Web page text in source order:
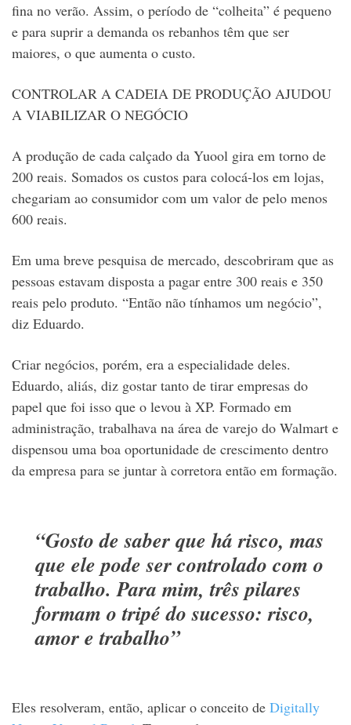
fina no verão. Assim, o período de “colheita” é pequeno
e para suprir a demanda os rebanhos têm que ser
maiores, o que aumenta o custo.
CONTROLAR A CADEIA DE PRODUÇÃO AJUDOU
A VIABILIZAR O NEGÓCIO
A produção de cada calçado da Yuool gira em torno de
200 reais. Somados os custos para colocá-los em lojas,
chegariam ao consumidor com um valor de pelo menos
600 reais.
Em uma breve pesquisa de mercado, descobriram que as
pessoas estavam disposta a pagar entre 300 reais e 350
reais pelo produto. “Então não tínhamos um negócio”,
diz Eduardo.
Criar negócios, porém, era a especialidade deles.
Eduardo, aliás, diz gostar tanto de tirar empresas do
papel que foi isso que o levou à XP. Formado em
administração, trabalhava na área de varejo do Walmart e
dispensou uma boa oportunidade de crescimento dentro
da empresa para se juntar à corretora então em formação.
“Gosto de saber que há risco, mas
que ele pode ser controlado com o
trabalho. Para mim, três pilares
formam o tripé do sucesso: risco,
amor e trabalho”
Eles resolveram, então, aplicar o conceito de Digitally